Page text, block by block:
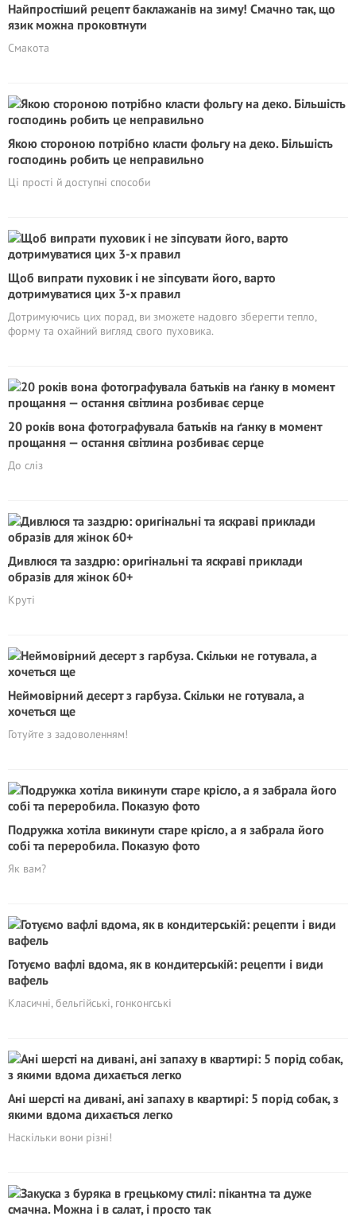
Найпростіший рецепт баклажанів на зиму! Смачно так, що
язик можна проковтнути
Смакота
Якою стороною потрібно класти фольгу на деко. Більшість
господинь робить це неправильно
Ці прості й доступні способи
Щоб випрати пуховик і не зіпсувати його, варто
дотримуватися цих 3-х правил
Дотримуючись цих порад, ви зможете надовго зберегти тепло,
форму та охайний вигляд свого пуховика.
20 років вона фотографувала батьків на ґанку в момент
прощання — остання світлина розбиває серце
До сліз
Дивлюся та заздрю: оригінальні та яскраві приклади
образів для жінок 60+
Круті
Неймовірний десерт з гарбуза. Скільки не готувала, а
хочеться ще
Готуйте з задоволенням!
Подружка хотіла викинути старе крісло, а я забрала його
собі та переробила. Показую фото
Як вам?
Готуємо вафлі вдома, як в кондитерській: рецепти і види
вафель
Класичні, бельгійські, гонконгські
Ані шерсті на дивані, ані запаху в квартирі: 5 порід собак, з
якими вдома дихається легко
Наскільки вони різні!